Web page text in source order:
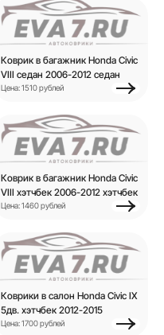
Коврик в багажник Honda Civic
VIII седан 2006-2012 седан
Цена: 1510 рублей
Коврик в багажник Honda Civic
VIII хэтчбек 2006-2012 хэтчбек
Цена: 1460 рублей
Коврики в салон Honda Civic IX
5дв. хэтчбек 2012-2015
Цена: 1700 рублей